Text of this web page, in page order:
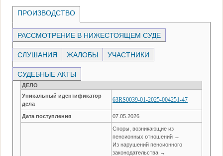
ПРОИЗВОДСТВО
РАССМОТРЕНИЕ В НИЖЕСТОЯЩЕМ СУДЕ
СЛУШАНИЯ ЖАЛОБЫ УЧАСТНИКИ
СУДЕБНЫЕ АКТЫ
ДЕЛО
Уникальный идентификатор
дела
63RS0039-01-2025-004251-47
Дата поступления 07.05.2026
Споры, возникающие из
пенсионных отношений →
Из нарушений пенсионного
законодательства →